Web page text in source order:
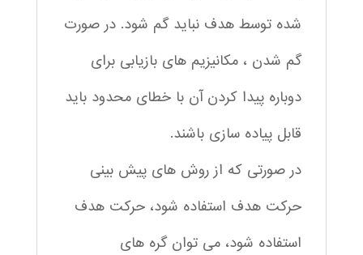
شده توسط هدف نباید گم شود. در صورت
گم شدن ، مکانیزیم های بازیابی برای
دوباره پیدا کردن آن با خطای محدود باید
قابل پیاده سازی باشند.
در صورتی که از روش های پیش بینی
حرکت هدف استفاده شود، حرکت هدف
استفاده شود، می توان گره های